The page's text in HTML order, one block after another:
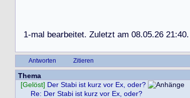
1-mal bearbeitet. Zuletzt am 08.05.26 21:40.
Antworten Zitieren
Thema
[Gelöst] Der Stabi ist kurz vor Ex, oder?
Re: Der Stabi ist kurz vor Ex, oder?